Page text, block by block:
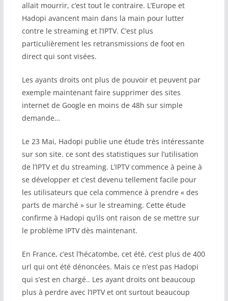
allait mourrir, c’est tout le contraire. L’Europe et
Hadopi avancent main dans la main pour lutter
contre le streaming et l’IPTV. C’est plus
particulièrement les retransmissions de foot en
direct qui sont visées.
Les ayants droits ont plus de pouvoir et peuvent par
exemple maintenant faire supprimer des sites
internet de Google en moins de 48h sur simple
demande…
Le 23 Mai, Hadopi publie une étude très intéressante
sur son site. ce sont des statistiques sur l’utilisation
de l’IPTV et du streaming. L’IPTV commence à peine à
se développer et c’est devenu tellement facile pour
les utilisateurs que cela commence à prendre « des
parts de marché » sur le streaming. Cette étude
confirme à Hadopi qu’ils ont raison de se mettre sur
le problème IPTV dès maintenant.
En France, c’est l’hécatombe, cet été, c’est plus de 400
url qui ont été dénoncées. Mais ce n’est pas Hadopi
qui s’est en chargé.. Les ayant droits ont beaucoup
plus à perdre avec l’IPTV et ont surtout beaucoup